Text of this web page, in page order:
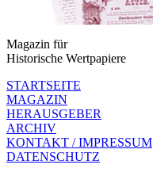
Magazin für
Historische Wertpapiere
STARTSEITE
MAGAZIN
HERAUSGEBER
ARCHIV
KONTAKT / IMPRESSUM
DATENSCHUTZ